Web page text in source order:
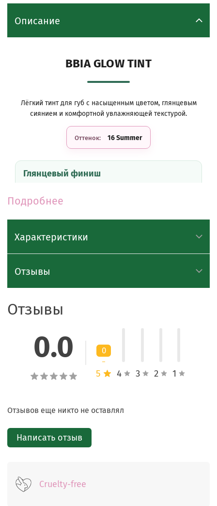
Описание
BBIA GLOW TINT
Лёгкий тинт для губ с насыщенным цветом, глянцевым
сиянием и комфортной увлажняющей текстурой.
Оттенок: 16 Summer
Глянцевый финиш
визуально делает их более гладкими, объёмными и
ухоженными.
Комфортная текстура
ощущения стянутости.
Средство фиксируется после нанесения, помогает
Активные ингредиенты
Обеспечивает насыщенный оттенок, ровное
Увлажняющие компоненты формулы
Подробнее
Характеристики
Отзывы
Отзывы
0.0 0
5 4 3 2 1
Отзывов еще никто не оставлял
Написать отзыв
Cruelty-free